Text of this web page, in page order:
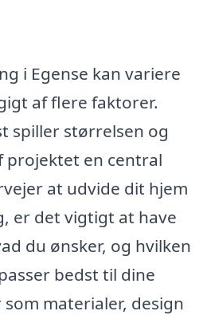
i Egense kan variere
af flere faktorer.
spiller størrelsen og
projektet en central
at udvide dit hjem
er det vigtigt at have
du ønsker, og hvilken
bedst til dine
materialer, design